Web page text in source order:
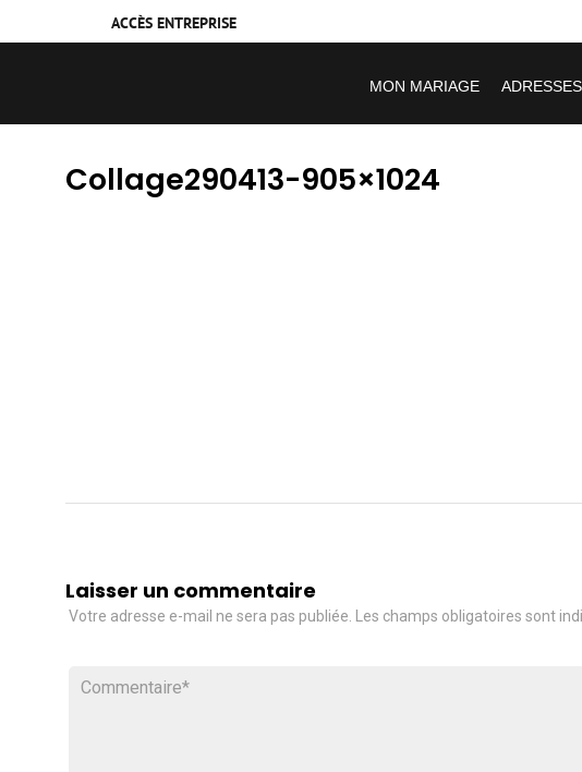
ACCÈS ENTREPRISE
MON MARIAGE ADRESSES
Collage290413-905×1024
Laisser un commentaire
Votre adresse e-mail ne sera pas publiée. Les champs obligatoires sont